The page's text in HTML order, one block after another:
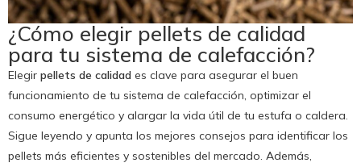
¿Cómo elegir pellets de calidad
para tu sistema de calefacción?
Elegir pellets de calidad es clave para asegurar el buen
funcionamiento de tu sistema de calefacción, optimizar el
consumo energético y alargar la vida útil de tu estufa o caldera.
Sigue leyendo y apunta los mejores consejos para identificar los
pellets más eficientes y sostenibles del mercado. Además,